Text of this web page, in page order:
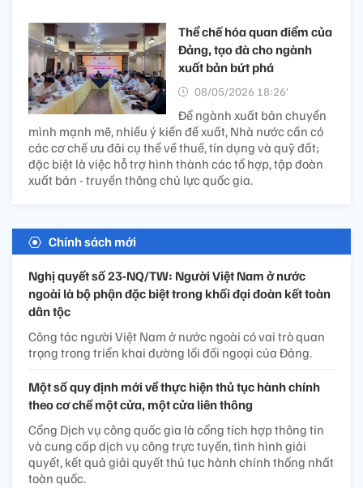
Thể chế hóa quan điểm của
Đảng, tạo đà cho ngành
xuất bản bứt phá
08/05/2026 18:26’
Để ngành xuất bản chuyển
mình mạnh mẽ, nhiều ý kiến đề xuất, Nhà nước cần có
các cơ chế ưu đãi cụ thể về thuế, tín dụng và quỹ đất;
đặc biệt là việc hỗ trợ hình thành các tổ hợp, tập đoàn
xuất bản - truyền thông chủ lực quốc gia.
Chính sách mới
Nghị quyết số 23-NQ/TW: Người Việt Nam ở nước
ngoài là bộ phận đặc biệt trong khối đại đoàn kết toàn
dân tộc
Công tác người Việt Nam ở nước ngoài có vai trò quan
trọng trong triển khai đường lối đối ngoại của Đảng.
Một số quy định mới về thực hiện thủ tục hành chính
theo cơ chế một cửa, một cửa liên thông
Cổng Dịch vụ công quốc gia là cổng tích hợp thông tin
và cung cấp dịch vụ công trực tuyến, tình hình giải
quyết, kết quả giải quyết thủ tục hành chính thống nhất
toàn quốc.